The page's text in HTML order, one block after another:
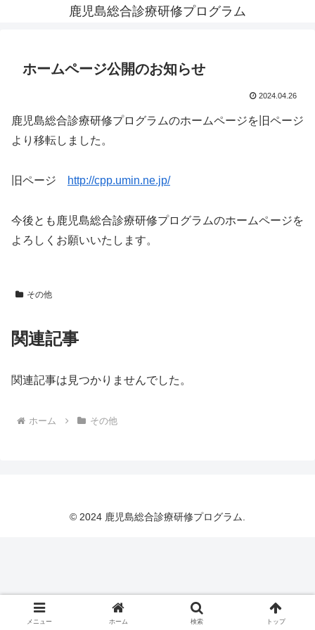
鹿児島総合診療研修プログラム
ホームページ公開のお知らせ
2024.04.26
鹿児島総合診療研修プログラムのホームページを旧ページ
より移転しました。
旧ページ http://cpp.umin.ne.jp/
今後とも鹿児島総合診療研修プログラムのホームページを
よろしくお願いいたします。
その他
関連記事
関連記事は見つかりませんでした。
ホーム その他
© 2024 鹿児島総合診療研修プログラム.
メニュー ホーム 検索 トップ